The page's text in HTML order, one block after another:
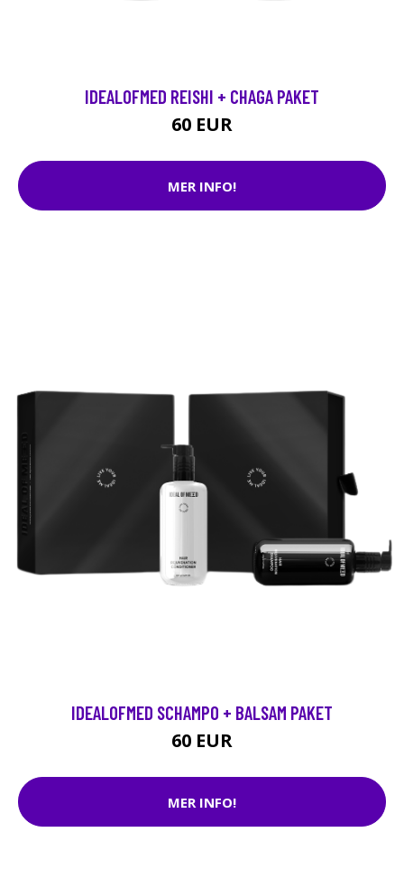
IDEALOFMED REISHI + CHAGA PAKET
60 EUR
MER INFO!
IDEALOFMED SCHAMPO + BALSAM PAKET
60 EUR
MER INFO!